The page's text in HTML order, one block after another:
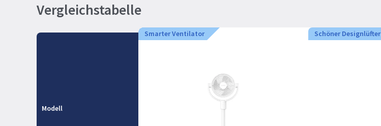
Vergleichstabelle
Modell
Smarter Ventilator Schöner Designlüfter